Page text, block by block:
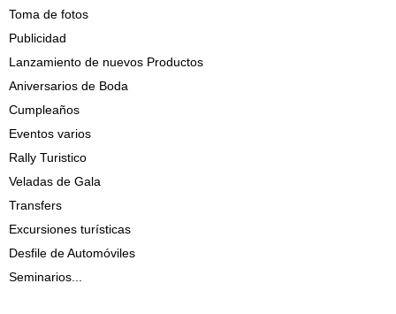
Toma de fotos
Publicidad
Lanzamiento de nuevos Productos
Aniversarios de Boda
Cumpleaños
Eventos varios
Rally Turistico
Veladas de Gala
Transfers
Excursiones turísticas
Desfile de Automóviles
Seminarios...